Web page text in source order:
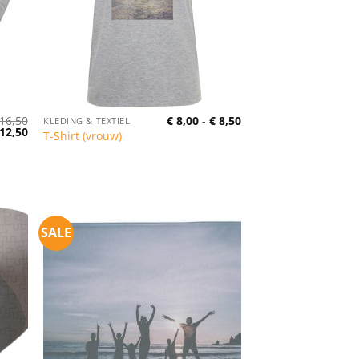
Huidige
prijs
KLEDING & TEXTIEL
T-Shirt (vrouw)
€ 8,00 - € 8,50Prijsklasse:
SALE